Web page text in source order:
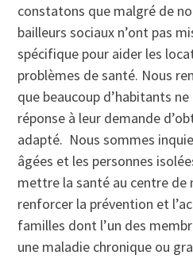
constatons que malgré de
bailleurs sociaux n’ont pas
spécifique pour aider les
problèmes de santé. Nous
que beaucoup d’habitants
réponse à leur demande
adapté. Nous sommes
âgées et les personnes
mettre la santé au centre de
renforcer la prévention et
familles dont l’un des
une maladie chronique ou